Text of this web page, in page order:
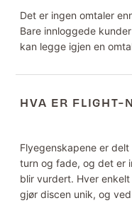
Det er ingen omtaler
Bare innloggede
kan legge igjen en
HVA ER FLIGHT-
Flyegenskapene er
turn og fade, og det er
blir vurdert. Hver
gjør discen unik, og